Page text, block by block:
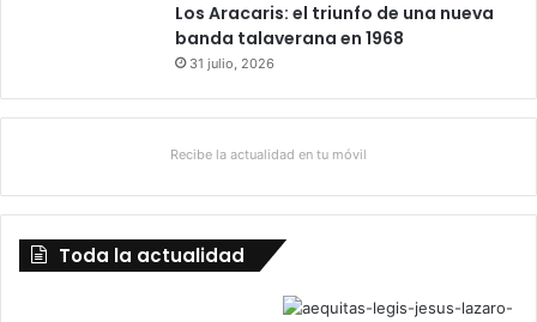
Los Aracaris: el triunfo de una nueva
banda talaverana en 1968
31 julio, 2026
Recibe la actualidad en tu móvil
Toda la actualidad